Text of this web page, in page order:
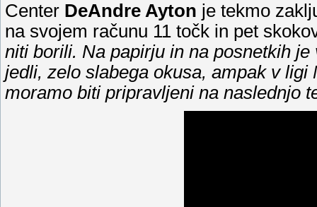
Center DeAndre Ayton je tekmo
na svojem računu 11 točk in pet
niti borili. Na papirju in na posnetkih
jedli, zelo slabega okusa, ampak v
moramo biti pripravljeni na naslednjo